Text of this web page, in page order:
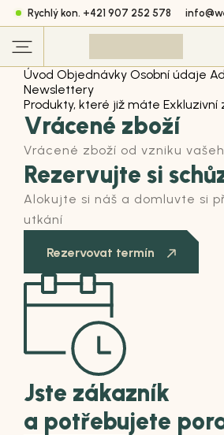
Rychlý kon. +421 907 252 578
Úvod Objednávky Osobní údaje
Newslettery
Produkty, které již máte Exkluzivní
Vrácené zboží
Vrácené zboží od vzniku
Rezervujte si
Alokujte si náš a domluvte si
utkání
Rezervovat termín
Jste zákazník
a potřebujete